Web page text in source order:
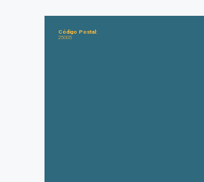
Código Postal:
25005